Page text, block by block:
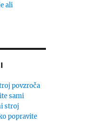
ali
povzroča
sami
stroj
popravite